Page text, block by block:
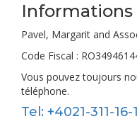
Pavel, Margarit and
Code Fiscal :
Vous pouvez toujours
téléphone.
Tel: +4021-311-16-